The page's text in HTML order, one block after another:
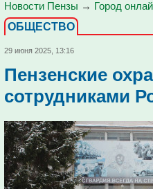
Новости Пензы → Город
ОБЩЕСТВО
29 июня 2025, 13:16
Пензенские
сотрудниками